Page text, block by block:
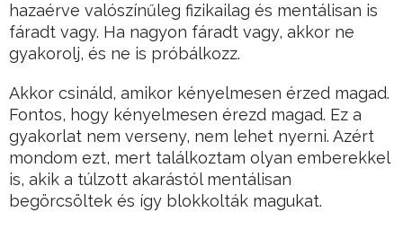
hazaérve valószínűleg fizikailag és mentálisan is
fáradt vagy. Ha nagyon fáradt vagy, akkor ne
gyakorolj, és ne is próbálkozz.
Akkor csináld, amikor kényelmesen érzed magad.
Fontos, hogy kényelmesen érezd magad. Ez a
gyakorlat nem verseny, nem lehet nyerni. Azért
mondom ezt, mert találkoztam olyan emberekkel
is, akik a túlzott akarástól mentálisan
begörcsöltek és így blokkolták magukat.